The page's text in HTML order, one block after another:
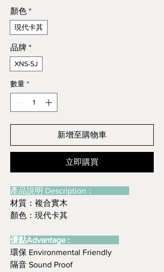
顏色 *
現代卡其
品牌 *
XNS-SJ
數量 *
新增至購物車
立即購買
產品說明 Description：
材質：複合實木
顏色：現代卡其
優點Advantage :
環保 Environmental Friendly
隔音 Sound Proof